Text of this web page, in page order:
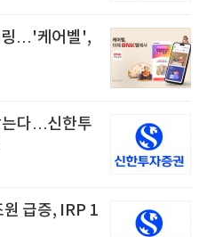
링…'케어벨',
는다…신한투
급증, IRP 1